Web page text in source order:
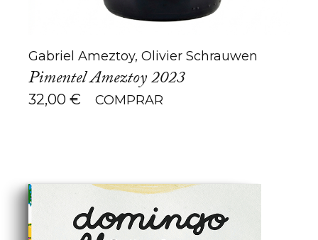
Gabriel Ameztoy, Olivier Schrauwen
Pimentel Ameztoy 2023
32,00 € COMPRAR